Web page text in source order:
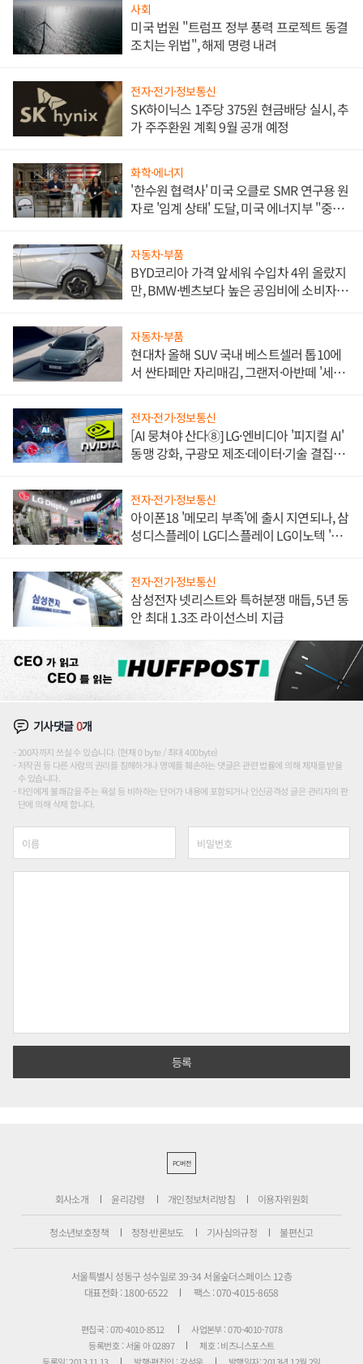
사회
미국 법원 "트럼프 정부 풍력 프로젝트 동결
조치는 위법", 해제 명령 내려
전자·전기·정보통신
SK하이닉스 1주당 375원 현금배당 실시, 추
가 주주환원 계획 9월 공개 예정
화학·에너지
'한수원 협력사' 미국 오클로 SMR 연구용 원
자로 '임계 상태' 도달, 미국 에너지부 "중요
자동차·부품
BYD코리아 가격 앞세워 수입차 4위 올랐지
만, BMW·벤츠보다 높은 공임비에 소비자
자동차·부품
현대차 올해 SUV 국내 베스트셀러 톱10에
서 싼타페만 자리매김, 그랜저·아반떼 '세단
전자·전기·정보통신
[AI 뭉쳐야 산다⑧] LG·엔비디아 '피지컬 AI'
동맹 강화, 구광모 제조·데이터·기술 결집
전자·전기·정보통신
아이폰18 '메모리 부족'에 출시 지연되나, 삼
성디스플레이 LG디스플레이 LG이노텍 '탈
전자·전기·정보통신
삼성전자 넷리스트와 특허분쟁 매듭, 5년 동
안 최대 1.3조 라이선스비 지급
기사댓글0개
200자까지 쓰실 수 있습니다. (현재 0 byte / 최대 400byte)
저작권 등 다른 사람의 권리를 침해하거나 명예를 훼손하는 댓글은 관련 법률에 의해 제재를 받을
수 있습니다.
타인에게 불쾌감을 주는 욕설 등 비하하는 단어가 내용에 포함되거나 인신공격성 글은 관리자의 판
단에 의해 삭제 합니다.
PC버전
회사소개 윤리강령 개인정보처리방침 이용자위원회
청소년보호정책 정정·반론보도 기사심의규정 불편신고
서울특별시 성동구 성수일로 39-34 서울숲더스페이스 12층
대표전화 : 1800-6522
팩스 : 070-4015-8658
편집국 : 070-4010-8512
사업본부 : 070-4010-7078
등록번호 : 서울 아 02897
제호 : 비즈니스포스트